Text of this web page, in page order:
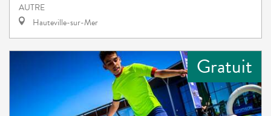
AUTRE
Hauteville-sur-Mer
Gratuit